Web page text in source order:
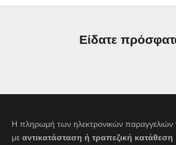
Είδατε
Η πληρωμή των ηλεκτρονικών παραγγελιών
με αντικατάσταση ή τραπεζική κατάθεση